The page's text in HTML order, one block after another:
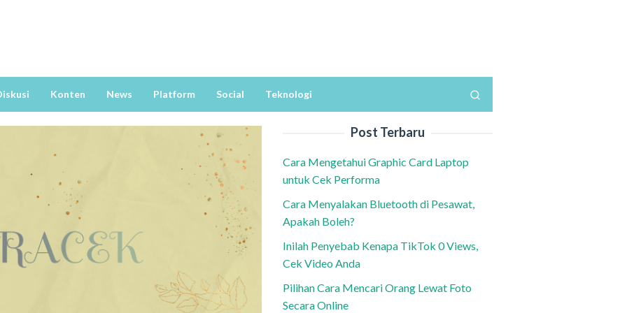
Konten News Platform Social Teknologi
Post Terbaru
Cara Mengetahui Graphic Card Laptop
untuk Cek Performa
Cara Menyalakan Bluetooth di Pesawat,
Apakah Boleh?
Inilah Penyebab Kenapa TikTok 0 Views,
Cek Video Anda
Pilihan Cara Mencari Orang Lewat Foto
Secara Online